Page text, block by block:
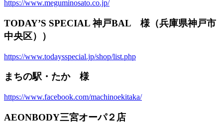
https://www.meguminosato.co.jp/
TODAY’S SPECIAL 神戸BAL 様（兵庫県神戸市
中央区））
https://www.todaysspecial.jp/shop/list.php
まちの駅・たか 様
https://www.facebook.com/machinoekitaka/
AEONBODY三宮オーパ２店